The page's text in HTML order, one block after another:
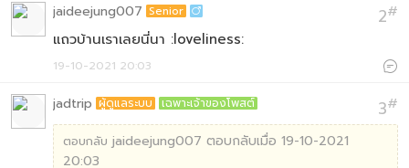
2#
jaideejung007 Senior 
แถวบ้านเราเลยนี่นา :loveliness:

19-10-2021 20:03
3#
jadtrip ผู้ดูแลระบบ เฉพาะเจ้าของโพสต์
ตอบกลับ jaideejung007 ตอบกลับเมื่อ 19-10-2021
20:03